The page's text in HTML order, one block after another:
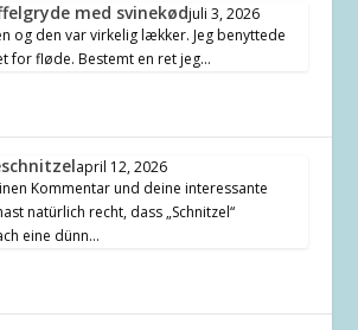
med svinekødjuli 3, 2026
og den var virkelig lækker. Jeg benyttede
for fløde. Bestemt en ret jeg…
april 12, 2026
Kommentar und deine interessante
natürlich recht, dass „Schnitzel“
eine dünn…